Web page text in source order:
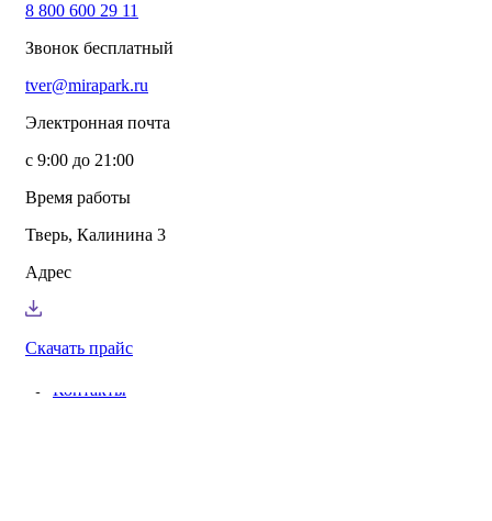
Оборудование для площадок для выгула собак
Спортивное оборудование для улицы
Малые архитектурные формы под заказ
Услуги
Озеленение благоустройство
Монтаж детских площадок
Резиновые покрытия для площадок
Установка МАФ
Доставка и оплата в Твери
Контакты
8 800 600 29 11
Звонок бесплатный
tver@mirapark.ru
Электронная почта
с 9:00 до 21:00
Время работы
Тверь, Калинина 3
Адрес
Скачать прайс